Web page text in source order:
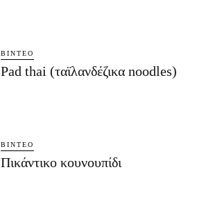
ΒΊΝΤΕΟ
Pad thai (ταϊλανδέζικα noodles)
ΒΊΝΤΕΟ
Πικάντικο κουνουπίδι